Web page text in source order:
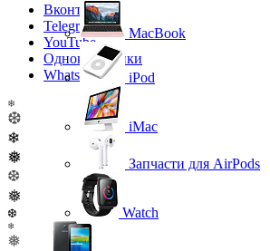
Вконтакте
Telegram
YouTube
Одноклассники
WhatsApp
❄
❆
❄
❅
❆
❅
❆
❄
❅
MacBook
iPod
iMac
Запчасти для AirPods
Watch